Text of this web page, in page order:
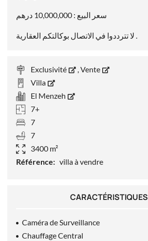
سعر البيع : 10,000,000 درهم
لا تترددوا في الاتصال بوكالتكم العقارية .
Exclusivité ,Vente
Villa
El Menzeh
7+
7
7
3400 m²
Référence: villa à vendre
CARACTÉRISTIQUES
Caméra de Surveillance
Chauffage Central